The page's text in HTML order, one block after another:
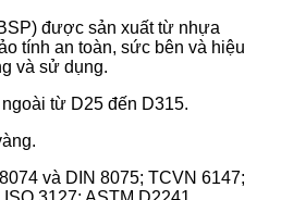
được sản xuất từ nhựa
tính an toàn, sức bên và hiệu
và sử dụng.
từ D25 đến D315.
và DIN 8075; TCVN 6147;